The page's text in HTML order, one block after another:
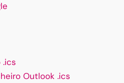
.ics
Outlook .ics